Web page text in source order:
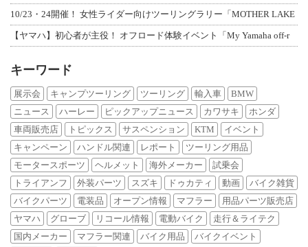
10/23・24開催！ 女性ライダー向けツーリングラリー「MOTHER LAKE
【ヤマハ】初心者が主役！ オフロード体験イベント「My Yamaha off-r
キーワード
展示会 キャンプツーリング ツーリング 輸入車
BMW
ニュース
ハーレー ピックアップニュース カワサキ
ホンダ
車両販売店
トピックス サスペンション KTM
イベント
キャンペーン
ハンドル関連 レポート
ツーリング用品
モータースポーツ
ヘルメット 海外メーカー
試乗会
トライアンフ
外装パーツ スズキ ドゥカティ 動画
バイク雑貨
バイクパーツ
電装品 オープン情報 マフラー
用品パーツ販売店
ヤマハ
グローブ リコール情報 電動バイク
走行＆ライテク
国内メーカー
マフラー関連 バイク用品
バイクイベント